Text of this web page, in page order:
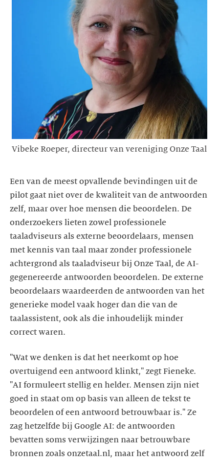
Vibeke Roeper, directeur van vereniging Onze Taal
Een van de meest opvallende bevindingen uit de
pilot gaat niet over de kwaliteit van de antwoorden
zelf, maar over hoe mensen die beoordelen. De
onderzoekers lieten zowel professionele
taaladviseurs als externe beoordelaars, mensen
met kennis van taal maar zonder professionele
achtergrond als taaladviseur bij Onze Taal, de AI-
gegenereerde antwoorden beoordelen. De externe
beoordelaars waardeerden de antwoorden van het
generieke model vaak hoger dan die van de
taalassistent, ook als die inhoudelijk minder
correct waren.
"Wat we denken is dat het neerkomt op hoe
overtuigend een antwoord klinkt," zegt Fieneke.
"AI formuleert stellig en helder. Mensen zijn niet
goed in staat om op basis van alleen de tekst te
beoordelen of een antwoord betrouwbaar is." Ze
zag hetzelfde bij Google AI: de antwoorden
bevatten soms verwijzingen naar betrouwbare
bronnen zoals onzetaal.nl, maar het antwoord zelf